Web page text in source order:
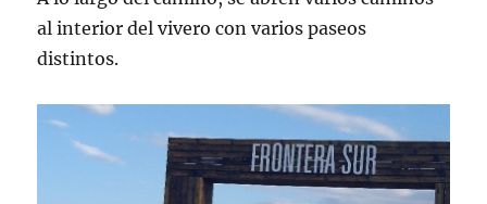
al interior del vivero con varios paseos
distintos.